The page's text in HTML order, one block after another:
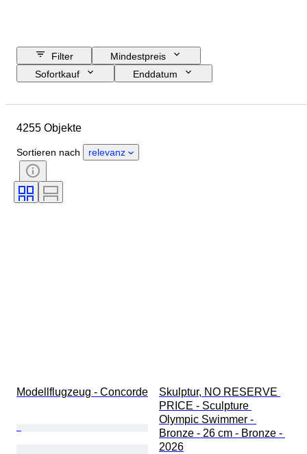
Filter
Mindestpreis
Sofortkauf
Enddatum
Objekt
Geschlecht
Zustand
Periode
Zertifikat
Unterschrift
4255 Objekte
Sortieren nach relevanz
Modellflugzeug - Concorde
Skulptur, NO RESERVE
PRICE - Sculpture
Olympic Swimmer -
Bronze - 26 cm - Bronze -
2026